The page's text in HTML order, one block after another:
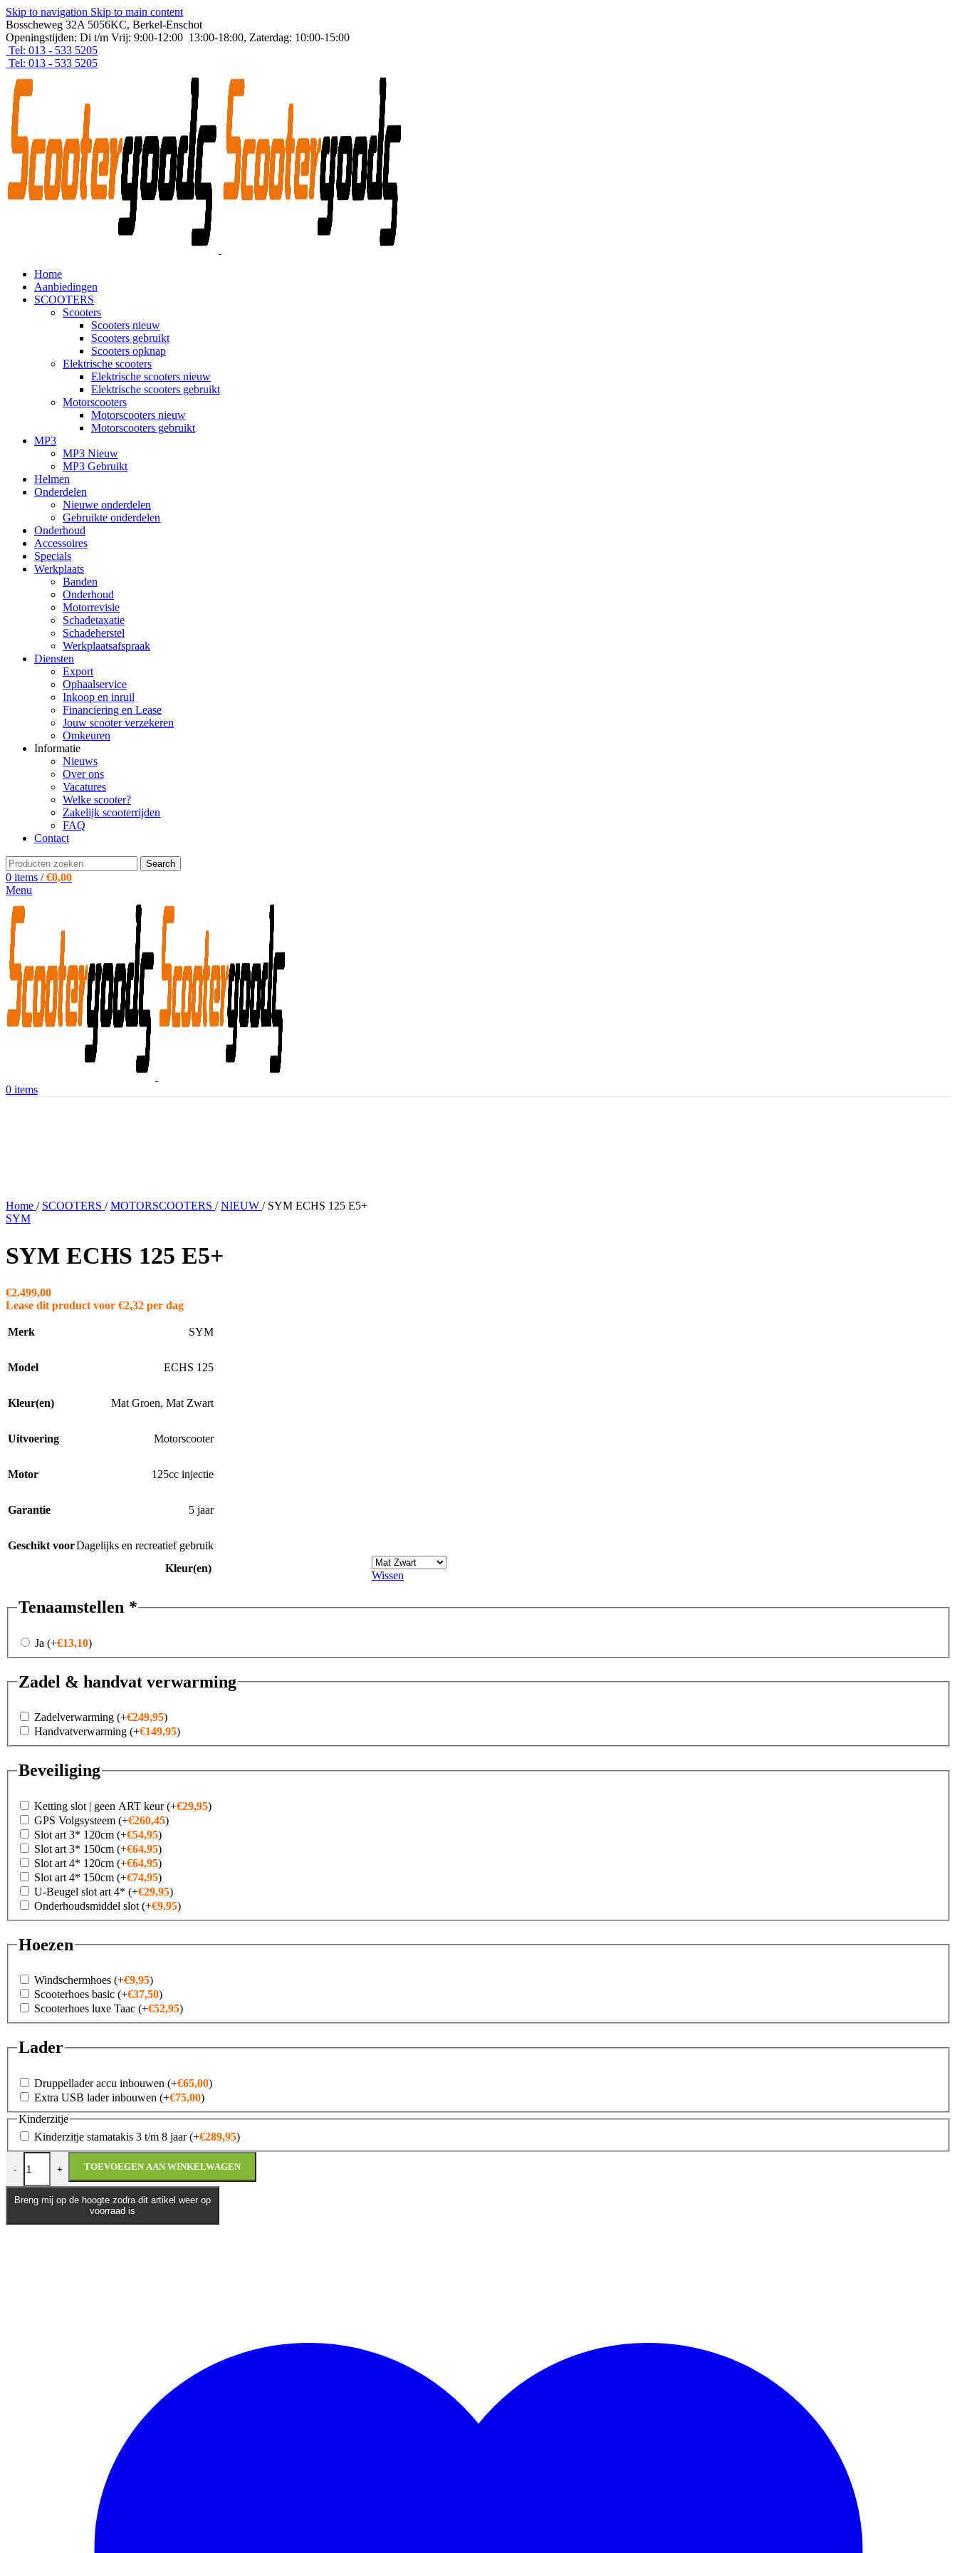
Skip to navigation Skip to main content
Bosscheweg 32A 5056KC, Berkel-Enschot
Openingstijden: Di t/m Vrij: 9:00-12:00 13:00-18:00, Zaterdag: 10:00-15:00
Tel: 013 - 533 5205
Tel: 013 - 533 5205
Home
Aanbiedingen
SCOOTERS
Scooters
Scooters nieuw
Scooters gebruikt
Scooters opknap
Elektrische scooters
Elektrische scooters nieuw
Elektrische scooters gebruikt
Motorscooters
Motorscooters nieuw
Motorscooters gebruikt
MP3
MP3 Nieuw
MP3 Gebruikt
Helmen
Onderdelen
Nieuwe onderdelen
Gebruikte onderdelen
Onderhoud
Accessoires
Specials
Werkplaats
Banden
Onderhoud
Motorrevisie
Schadetaxatie
Schadeherstel
Werkplaatsafspraak
Diensten
Export
Ophaalservice
Inkoop en inruil
Financiering en Lease
Jouw scooter verzekeren
Omkeuren
Informatie
Nieuws
Over ons
Vacatures
Welke scooter?
Zakelijk scooterrijden
FAQ
Contact
Search
0 items / €0,00
Menu
0 items
Home / SCOOTERS / MOTORSCOOTERS / NIEUW / SYM ECHS 125 E5+
SYM
SYM ECHS 125 E5+
€2.499,00
Lease dit product voor €2,32 per dag
Merk SYM
Model ECHS 125
Kleur(en) Mat Groen, Mat Zwart
Uitvoering Motorscooter
Motor 125cc injectie
Garantie 5 jaar
Geschikt voorDagelijks en recreatief gebruik
Kleur(en)
Wissen
Tenaamstellen *
Ja (+€13,10)
Zadel & handvat verwarming
Zadelverwarming (+€249,95)
Handvatverwarming (+€149,95)
Beveiliging
Ketting slot | geen ART keur(+€29,95)
GPS Volgsysteem (+€260,45)
Slot art 3* 120cm (+€54,95)
Slot art 3* 150cm (+€64,95)
Slot art 4* 120cm (+€64,95)
Slot art 4* 150cm (+€74,95)
U-Beugel slot art 4* (+€29,95)
Onderhoudsmiddel slot (+€9,95)
Hoezen
Windschermhoes (+€9,95)
Scooterhoes basic (+€37,50)
Scooterhoes luxe Taac (+€52,95)
Lader
Druppellader accu inbouwen (+€65,00)
Extra USB lader inbouwen (+€75,00)
Kinderzitje
Kinderzitje stamatakis 3 t/m 8 jaar(+€289,95)
-
SYM ECHS 125 E5+ aantal
+ TOEVOEGEN AAN WINKELWAGEN
Breng mij op de hoogte zodra dit artikel weer op
voorraad is